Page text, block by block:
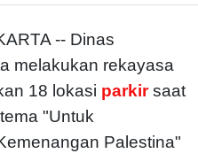
-- Dinas
melakukan rekayasa
18 lokasi parkirsaat
"Untuk
Palestina"